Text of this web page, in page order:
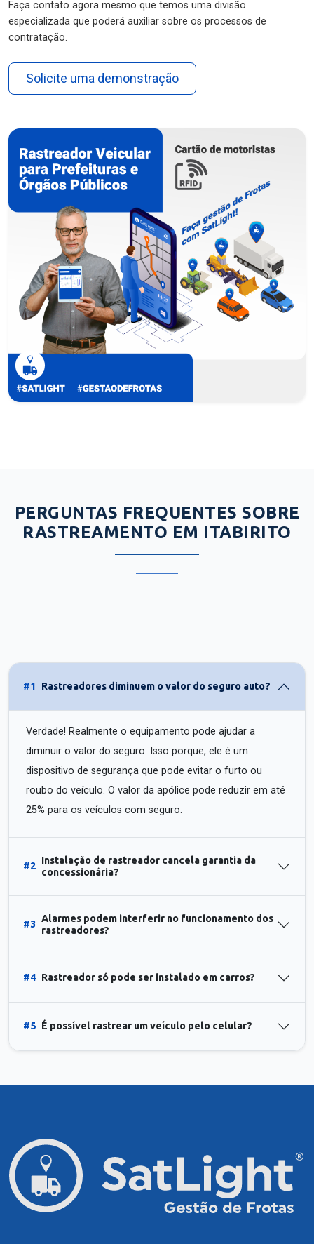
Faça contato agora mesmo que temos uma divisão
especializada que poderá auxiliar sobre os processos de
contratação.
Solicite uma demonstração
PERGUNTAS FREQUENTES SOBRE
RASTREAMENTO EM ITABIRITO
#1 Rastreadores diminuem o valor do seguro auto?
Verdade! Realmente o equipamento pode ajudar a
diminuir o valor do seguro. Isso porque, ele é um
dispositivo de segurança que pode evitar o furto ou
roubo do veículo. O valor da apólice pode reduzir em até
25% para os veículos com seguro.
#2
Instalação de rastreador cancela garantia da
concessionária?
#3
Alarmes podem interferir no funcionamento dos
rastreadores?
#4 Rastreador só pode ser instalado em carros?
#5 É possível rastrear um veículo pelo celular?